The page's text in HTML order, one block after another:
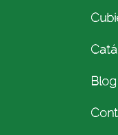
Blog